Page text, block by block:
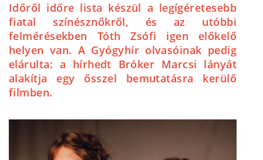
Időről időre lista készül a legígéretesebb
fiatal színésznőkről, és az utóbbi
felmérésekben Tóth Zsófi igen előkelő
helyen van. A Gyógyhír olvasóinak pedig
elárulta: a hírhedt Bróker Marcsi lányát
alakítja egy ősszel bemutatásra kerülő
filmben.